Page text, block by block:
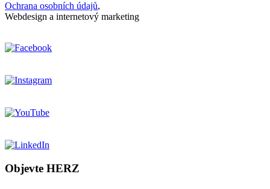
Ochrana osobních údajů,
Webdesign a internetový marketing
Objevte HERZ